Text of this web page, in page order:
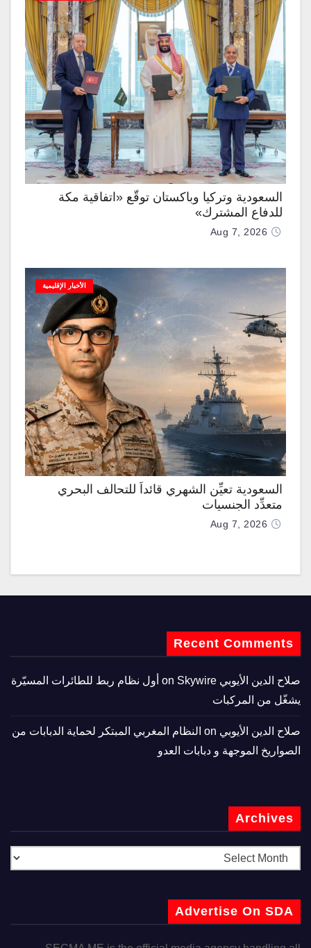
السعودية وتركيا وباكستان توقّع «اتفاقية مكة
للدفاع المشترك»
Aug 7, 2026
الأخبار الإقليمية
السعودية تعيِّن الشهري قائداً للتحالف البحري
متعدِّد الجنسيات
Aug 7, 2026
Recent Comments
صلاح الدين الأيوبي
Skywire أول نظام ربط للطائرات المسيّرة
يشغّل من المركبات
صلاح الدين الأيوبي
النظام المغربي المبتكر لحماية الدبابات من
الصواريخ الموجهة و دبابات العدو
Archives
Advertise On SDA